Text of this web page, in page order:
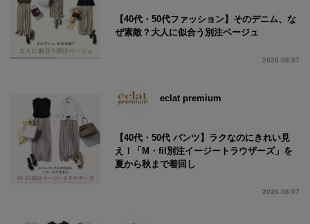
【40代・50代ファッション】そのデニム、な
ぜ素敵？大人に似合う別注ベージュ
2026.08.07
eclat premium
【40代・50代 パンツ】ラクなのにきれい見
え！「M・fil別注イージートラウザーズ」を
夏から秋まで着回し
2026.08.07